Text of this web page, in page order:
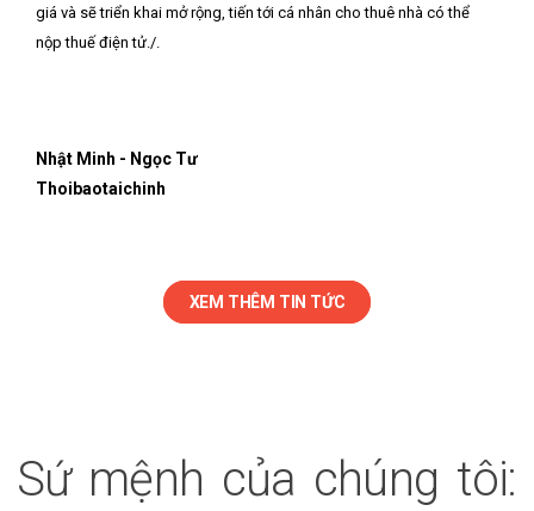
giá và sẽ triển khai mở rộng, tiến tới cá nhân cho thuê nhà có thể
nộp thuế điện tử./.
Nhật Minh - Ngọc Tư
Thoibaotaichinh
XEM THÊM TIN TỨC
Sứ mệnh của chúng tôi: